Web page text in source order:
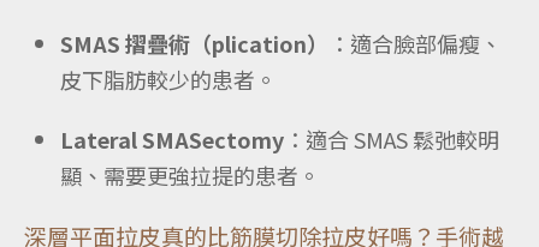
SMAS 摺疊術（plication）
：適合臉部偏瘦、
皮下脂肪較少的患者。
Lateral SMASectomy ：適合 SMAS 鬆弛較明
顯、需要更強拉提的患者。
深層平面拉皮真的比筋膜切除拉皮好嗎？手術越